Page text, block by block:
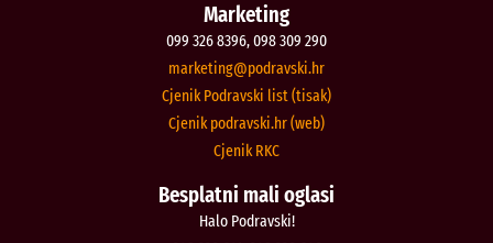
Marketing
099 326 8396, 098 309 290
rh.iksvardop
@gnitekram
Cjenik Podravski list (tisak)
Cjenik podravski.hr (web)
Cjenik RKC
Besplatni mali oglasi
Halo Podravski!